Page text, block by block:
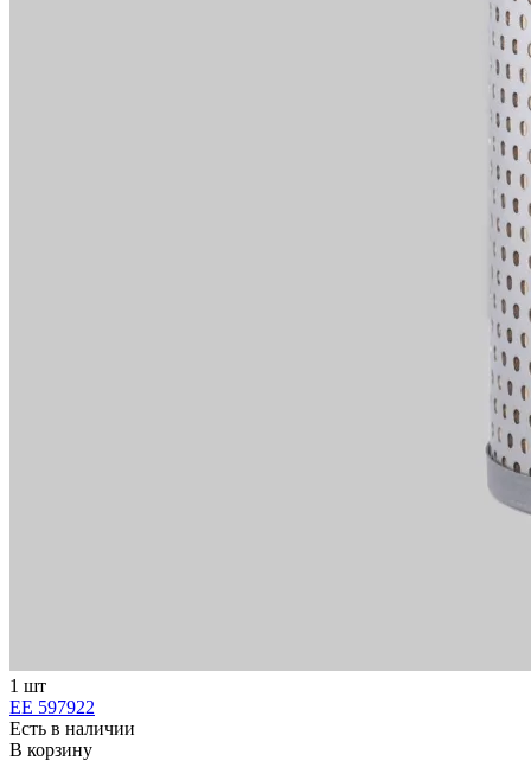
1 шт
ЕЕ 597922
Есть в наличии
В корзину